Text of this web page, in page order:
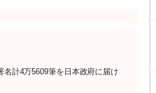
計4万5609筆を日本政府に届け